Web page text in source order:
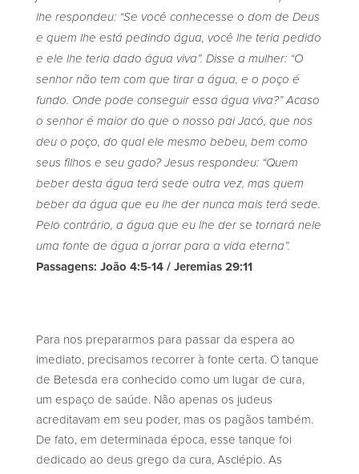
lhe respondeu: “Se você conhecesse o dom de Deus
e quem lhe está pedindo água, você lhe teria pedido
e ele lhe teria dado água viva”. Disse a mulher: “O
senhor não tem com que tirar a água, e o poço é
fundo. Onde pode conseguir essa água viva?” Acaso
o senhor é maior do que o nosso pai Jacó, que nos
deu o poço, do qual ele mesmo bebeu, bem como
seus filhos e seu gado? Jesus respondeu: “Quem
beber desta água terá sede outra vez, mas quem
beber da água que eu lhe der nunca mais terá sede.
Pelo contrário, a água que eu lhe der se tornará nele
uma fonte de água a jorrar para a vida eterna”.
Passagens: João 4:5-14 / Jeremias 29:11
Para nos prepararmos para passar da espera ao
imediato, precisamos recorrer à fonte certa. O tanque
de Betesda era conhecido como um lugar de cura,
um espaço de saúde. Não apenas os judeus
acreditavam em seu poder, mas os pagãos também.
De fato, em determinada época, esse tanque foi
dedicado ao deus grego da cura, Asclépio. As